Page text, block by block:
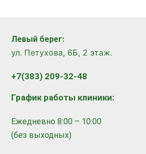
Левый берег:
ул. Петухова, 6Б, 2 этаж.
+7(383) 209-32-48
График работы клиники:
Ежедневно 8:00 – 10:00
(без выходных)